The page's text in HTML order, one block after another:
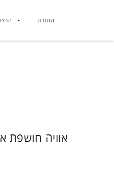
התורה
אוויה חושפת